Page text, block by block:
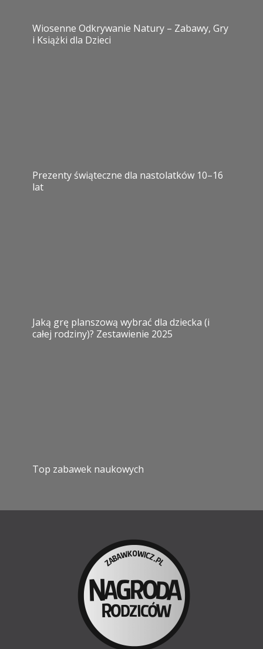
Wiosenne Odkrywanie Natury – Zabawy, Gry
i Książki dla Dzieci
Prezenty świąteczne dla nastolatków 10–16
lat
Jaką grę planszową wybrać dla dziecka (i
całej rodziny)? Zestawienie 2025
Top zabawek naukowych